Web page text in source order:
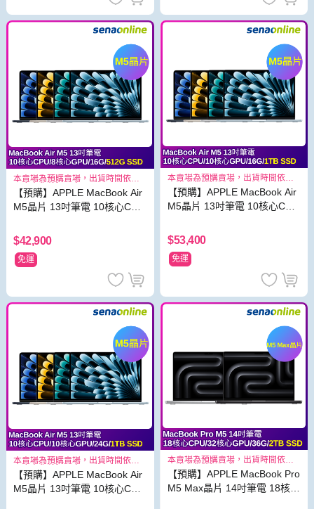
本賣場為預購賣場，出貨時間依照
原廠出貨狀況而定
【預購】APPLE MacBook Air
M5晶片 13吋筆電 10核心CPU
$42,900
免運
本賣場為預購賣場，出貨時間依照
原廠出貨狀況而定
【預購】APPLE MacBook Air
M5晶片 13吋筆電 10核心CPU
$53,400
免運
本賣場為預購賣場，出貨時間依照
原廠出貨狀況而定
【預購】APPLE MacBook Air
M5晶片 13吋筆電 10核心CPU
本賣場為預購賣場，出貨時間依照
原廠出貨狀況而定
【預購】APPLE MacBook Pro
M5 Max晶片 14吋筆電 18核心